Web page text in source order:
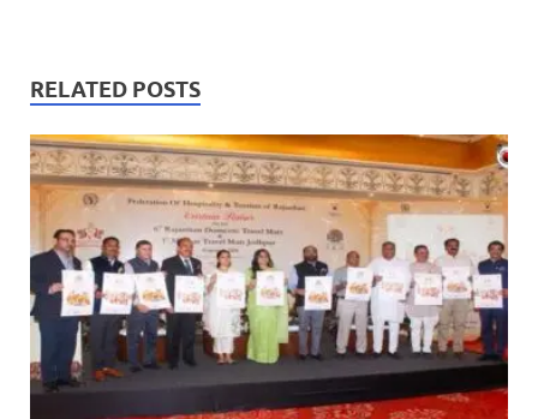
s
A
p
p
b
o
o
k
er
ie
n
dl
y
dI
n
RELATED POSTS